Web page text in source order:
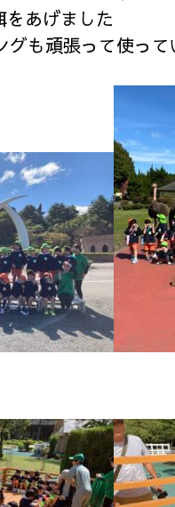
あげました
グも頑張って使っ